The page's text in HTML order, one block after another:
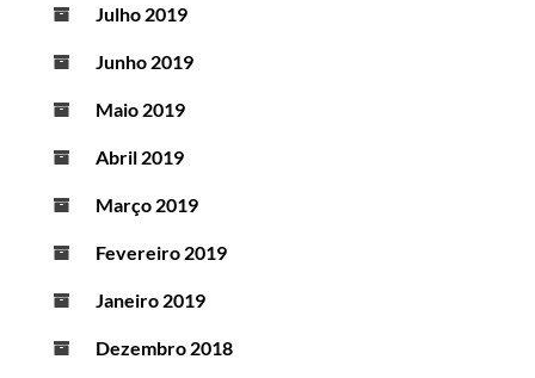
Julho 2019
Junho 2019
Maio 2019
Abril 2019
Março 2019
Fevereiro 2019
Janeiro 2019
Dezembro 2018